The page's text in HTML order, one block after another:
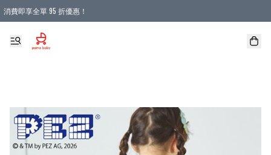
消費即享全單 95 折優惠！
購物滿 HKD 900.00即享免運費優惠！（適用於 本地送貨、本地取貨 )